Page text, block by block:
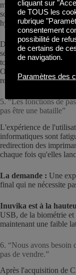
modèles de
sorte que vous n'êtes
hyperscaler.
Des fonctionnalités
sécurisées et les
tout remplacement de
OVD Enterprise,
restent sécurisés sans
5. “Les fonctions de
pas être une bataille”
L'expérience de
informatiques sont
redirection des
chaque fois qu'elles
La demande : Une
final qui ne nécessite
Inuvika est à la
USB, de la biométrie
maintenant une faible
6. “Nous avons besoin
pas de vendre.”
Après l'acquisition de
cliquant sur
de TOUS les
rubrique
consentement
possibilité de
de certains de
de navigation.
Paramètres des